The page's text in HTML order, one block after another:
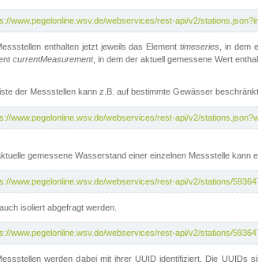
www.pegelonline.wsv.de/webservices/rest-api/v2/
enthalten jetzt jeweils das Elementtimeseries , in dem
currentMeasurement, in dem der aktuell gemessene Wert
der Messstellen kann z.B. auf bestimmte Gewässer
www.pegelonline.wsv.de/webservices/rest-api/v2/
gemessene Wasserstand einer einzelnen Messstelle kann
www.pegelonline.wsv.de/webservices/rest-api/v2/stations/
isoliert abgefragt werden.
www.pegelonline.wsv.de/webservices/rest-api/v2/stations/
werden dabei mit ihrer UUID identifiziert. Die UUIDs